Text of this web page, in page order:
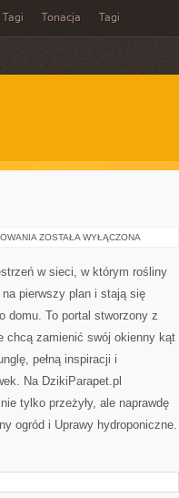
Tagi Tonacja Tagi
PORADY
ZOSTAŁA WYŁĄCZONA
w sieci, w którym rośliny
pierwszy plan i stają się
domu. To portal stworzony z
chcą zamienić swój okienny kąt
pełną inspiracji i
Na DzikiParapet.pl
tylko przeżyły, ale naprawdę
ogród i Uprawy hydroponiczne.